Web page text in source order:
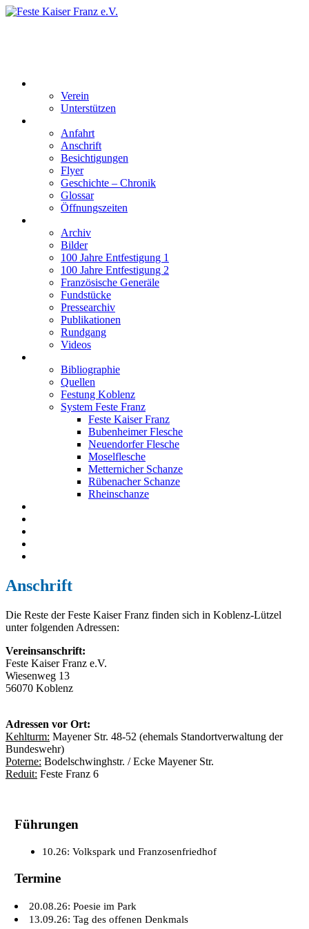
Verein
Unterstützen
Anfahrt
Anschrift
Besichtigungen
Flyer
Geschichte – Chronik
Glossar
Öffnungszeiten
Archiv
Bilder
100 Jahre Entfestigung 1
100 Jahre Entfestigung 2
Französische Generäle
Fundstücke
Pressearchiv
Publikationen
Rundgang
Videos
Bibliographie
Quellen
Festung Koblenz
System Feste Franz
Feste Kaiser Franz
Bubenheimer Flesche
Neuendorfer Flesche
Moselflesche
Metternicher Schanze
Rübenacher Schanze
Rheinschanze
Anschrift
Die Reste der Feste Kaiser Franz finden sich in Koblenz-Lützel
unter folgenden Adressen:
Vereinsanschrift:
Feste Kaiser Franz e.V.
Wiesenweg 13
56070 Koblenz
Adressen vor Ort:
Kehlturm: Mayener Str. 48-52 (ehemals Standortverwaltung der
Bundeswehr)
Poterne: Bodelschwinghstr. / Ecke Mayener Str.
Reduit: Feste Franz 6
Führungen
10.26: Volkspark und Franzosenfriedhof
Termine
20.08.26: Poesie im Park
13.09.26: Tag des offenen Denkmals